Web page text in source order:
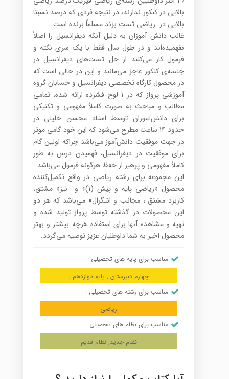
بالایی در کنکور ندارند، در نتیجه فردی که درصد نسبتاً
بالایی در ریاضی تست بزند مسلماً برنده است.
غالب دانش آموزان به دلیل آنکه دیفرانسیل را اصلا‍ً
نفهمیده‌اند و در طول سال فقط با یک سری نکته و
فرمول کار می‌کنند از حل تست‌های دیفرانسیل در
جلسه‌ی کنکور عاجز می‌مانند و این در حالی است که
در محصول کارگاه تخصصی دیفرانسیل و حسابان گروه
آموزشی پرواز که در ۱ لوح فشرده ارائه شده، تمامی
مطالب و مباحث به صورت کاملاً مفهومی و تکنیکی
برای دانش‌آموزان توسط استاد محسن خلیلی در
حدود ۱۴ ساعت مطرح می‌شود که این خود گامی موثر
در جهت موفقیت دانش‌آموز می‌باشد چراکه اولین گام
برای موفقیت در دیفرانسیل، فهمیدن درس به طور
کاملاً مفهومی و پرهیز از حفظ هرگونه فرمول می‌باشد .
این مجموعه برای رشته ریاضی در واقع تکمیل‌کننده
محصول «ریاضی پایه و پیش (۱)» و نیز« مشتق،
کاربرد مشتق ، مجانب و انتگرال» می‌باشد که هر دو
این محصولات در گذشته توسط پرواز تولید شده و
تهیه و مشاهده آنها برای استفاده هرچه بیشتر و بهتر
محصول اخیر به شما داوطلبان عزیز توصیه می‌گردد.
مناسب برای پایه های تحصیلی :
چهارم دبیرستان , پایه دوازدهم ,
مناسب برای رشته های تحصیلی :
ریاضی
مناسب برای نظام های تحصیلی :
نظام جدید, نظام قدیم